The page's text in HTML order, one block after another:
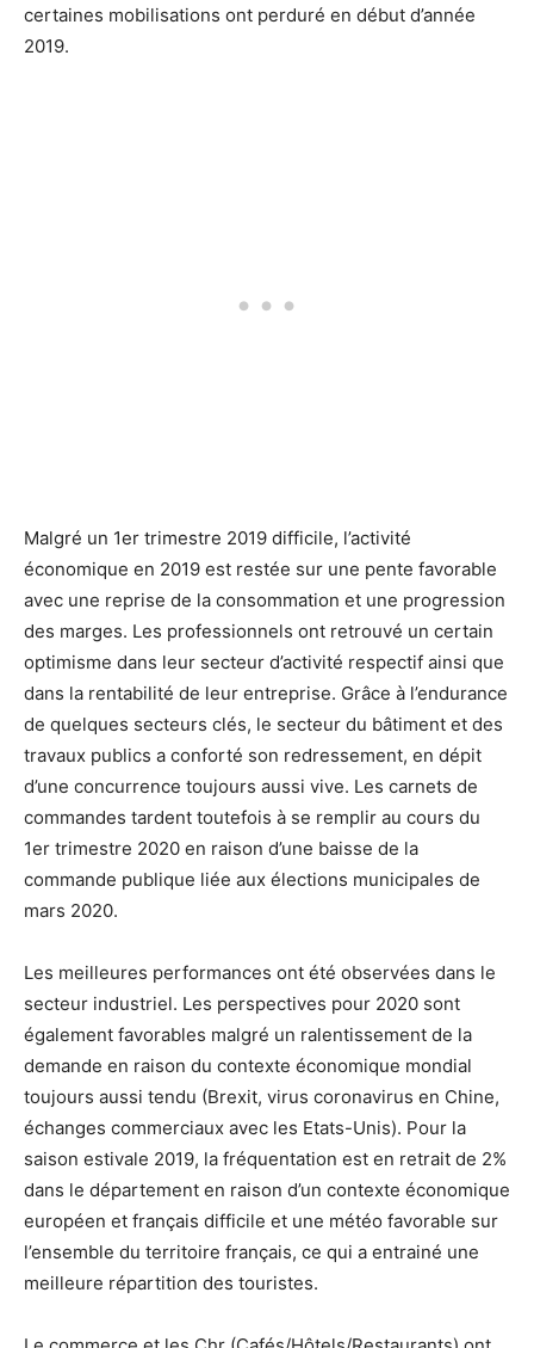
certaines mobilisations ont perduré en début d’année
2019.
Malgré un 1er trimestre 2019 difficile, l’activité
économique en 2019 est restée sur une pente favorable
avec une reprise de la consommation et une progression
des marges. Les professionnels ont retrouvé un certain
optimisme dans leur secteur d’activité respectif ainsi que
dans la rentabilité de leur entreprise. Grâce à l’endurance
de quelques secteurs clés, le secteur du bâtiment et des
travaux publics a conforté son redressement, en dépit
d’une concurrence toujours aussi vive. Les carnets de
commandes tardent toutefois à se remplir au cours du
1er trimestre 2020 en raison d’une baisse de la
commande publique liée aux élections municipales de
mars 2020.
Les meilleures performances ont été observées dans le
secteur industriel. Les perspectives pour 2020 sont
également favorables malgré un ralentissement de la
demande en raison du contexte économique mondial
toujours aussi tendu (Brexit, virus coronavirus en Chine,
échanges commerciaux avec les Etats-Unis). Pour la
saison estivale 2019, la fréquentation est en retrait de 2%
dans le département en raison d’un contexte économique
européen et français difficile et une météo favorable sur
l’ensemble du territoire français, ce qui a entrainé une
meilleure répartition des touristes.